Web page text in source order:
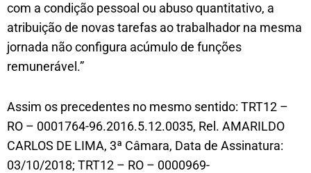
com a condição pessoal ou abuso quantitativo, a
atribuição de novas tarefas ao trabalhador na mesma
jornada não configura acúmulo de funções
remunerável.”
Assim os precedentes no mesmo sentido: TRT12 –
RO – 0001764-96.2016.5.12.0035, Rel. AMARILDO
CARLOS DE LIMA, 3ª Câmara, Data de Assinatura:
03/10/2018; TRT12 – RO – 0000969-